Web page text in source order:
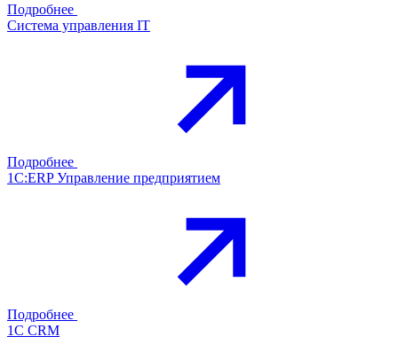
Подробнее
Система управления IT
Подробнее
1С:ERP Управление предприятием
Подробнее
1С CRM